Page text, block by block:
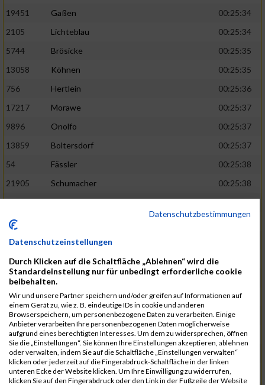
19451
Gaßen
00:25:34
2105
Lichteblau
00:25:34
5744
Brösicke
00:25:35
13058
Köhnen
00:25:35
756
Hertlein
00:25:36
17217
Morawe
00:25:37
9896
Onolfo
00:25:37
13859
Boltersdorf
00:25:37
54
Fässler
00:25:38
21905
Schumacher
00:25:38
13253
Schaefer
00:25:38
2317
00:25:38
5561
Lück
12006
Laudien
9273
Nicotra
00:25:38
7717
Lades
00:25:38
15581
Adamczak
00:25:38
3162
Heilig
00:25:39
3107
Schork
00:25:40
5888
Regneri 00:25:41
Datenschutzbestimmungen
Datenschutzeinstellungen
Durch Klicken auf die Schaltfläche „Ablehnen“ wird die
Standardeinstellung nur für unbedingt erforderliche cookie
beibehalten.
Wir und unsere Partner speichern und/oder greifen auf Informationen auf
einem Gerät zu, wie z. B. eindeutige IDs in cookie und anderen
Browserspeichern, um personenbezogene Daten zu verarbeiten. Einige
Anbieter verarbeiten Ihre personenbezogenen Daten möglicherweise
aufgrund eines berechtigten Interesses. Um dem zu widersprechen, öffnen
Sie die „Einstellungen“. Sie können Ihre Einstellungen akzeptieren, ablehnen
oder verwalten, indem Sie auf die Schaltfläche „Einstellungen verwalten“
klicken oder jederzeit auf die Fingerabdruck-Schaltfläche in der linken
unteren Ecke der Website klicken. Um Ihre Einwilligung zu widerrufen,
klicken Sie auf den Fingerabdruck oder den Link in der Fußzeile der Website